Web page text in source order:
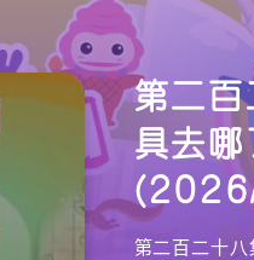
第二
具去哪
第二百二十